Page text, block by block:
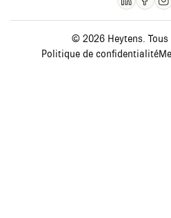
© 2026 Heytens. Tous
Politique de confidentialité